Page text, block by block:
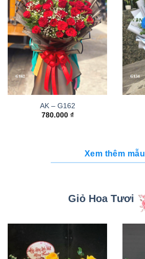
AK – G162
780.000 ₫
Xem thêm mẫu
Giỏ Hoa Tươi